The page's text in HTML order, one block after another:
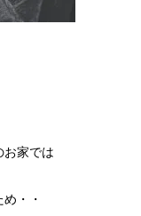
お家では
・・